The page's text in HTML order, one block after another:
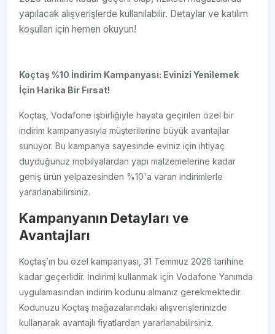
yapılacak alışverişlerde kullanılabilir. Detaylar ve katılım
koşulları için hemen okuyun!
Koçtaş %10 İndirim Kampanyası: Evinizi Yenilemek
İçin Harika Bir Fırsat!
Koçtaş, Vodafone işbirliğiyle hayata geçirilen özel bir
indirim kampanyasıyla müşterilerine büyük avantajlar
sunuyor. Bu kampanya sayesinde eviniz için ihtiyaç
duyduğunuz mobilyalardan yapı malzemelerine kadar
geniş ürün yelpazesinden %10'a varan indirimlerle
yararlanabilirsiniz.
Kampanyanın Detayları ve
Avantajları
Koçtaş’ın bu özel kampanyası, 31 Temmuz 2026 tarihine
kadar geçerlidir. İndirimi kullanmak için Vodafone Yanımda
uygulamasından indirim kodunu almanız gerekmektedir.
Kodunuzu Koçtaş mağazalarındaki alışverişlerinizde
kullanarak avantajlı fiyatlardan yararlanabilirsiniz.